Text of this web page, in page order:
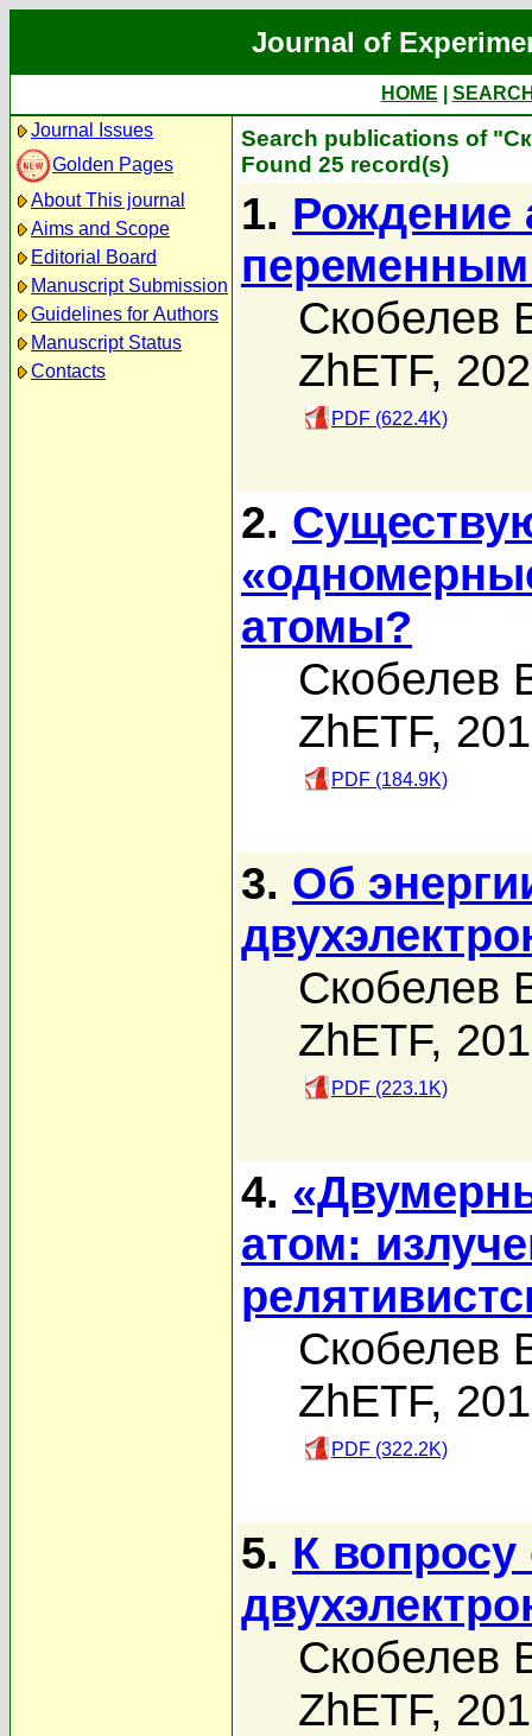
Journal of
HOME
Journal Issues
Golden Pages
About This journal
Aims and Scope
Editorial Board
Manuscript Submission
Guidelines for Authors
Manuscript Status
Contacts
Search publications of
Found 25 record(s)
1. Рождение
Скобелев
ZhETF,
PDF (622.4K)
2.
атомы?
Скобелев
ZhETF,
PDF (184.9K)
3. Об
Скобелев
ZhETF,
PDF (223.1K)
4.
атом:
Скобелев
ZhETF,
PDF (322.2K)
5. К вопросу
Скобелев
ZhETF,